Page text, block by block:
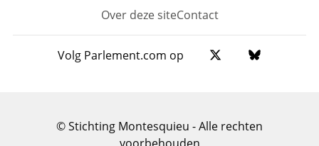
Footer
Over deze siteContact
Volg Parlement.com op
© Stichting Montesquieu - Alle rechten